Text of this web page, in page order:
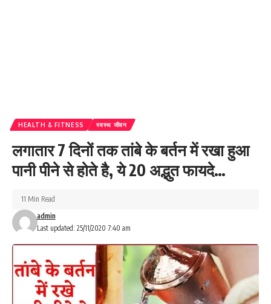
HEALTH & FITNESS स्वस्थ जीवन
लगातार 7 दिनों तक तांबे के बर्तन में रखा हुआ
पानी पीने से होते है, ये 20 अद्भुत फायदे…
Last updated: 25/11/2020 7:40 am
admin
11 Min Read